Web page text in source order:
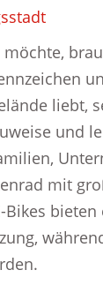
liebt,
und
mit
Bikes